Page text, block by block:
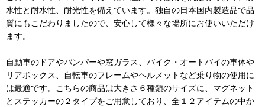
水性と耐水性、耐光性を備えています。独自の日本国内製造品で品
質にもこだわりましたので、安心して様々な場所にお使いいただけ
ます。
自動車のドアやバンパーや窓ガラス、バイク・オートバイの車体や
リアボックス、自転車のフレームやヘルメットなど乗り物の使用に
は最適です。こちらの商品は大きさ６種類のサイズに、マグネット
とステッカーの２タイプをご用意しており、全１２アイテムの中か